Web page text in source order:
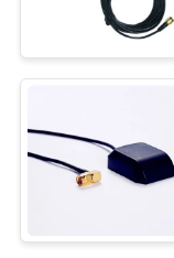
साइटमैप
PRIVACY
POLICY
शीसे
एंटीना